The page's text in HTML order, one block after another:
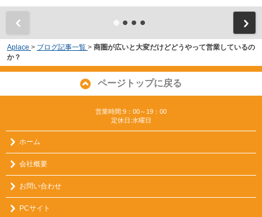
Aplace > ブログ記事一覧 > 商圏が広いと大変だけどどうやって営業しているの
か？
ページトップに戻る
営業時間:9：00～19：00
定休日:水曜日
ホーム
会社概要
お問い合わせ
PCサイト